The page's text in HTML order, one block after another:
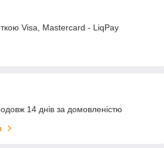
Visa, Mastercard - LiqPay
14 днів за домовленістю